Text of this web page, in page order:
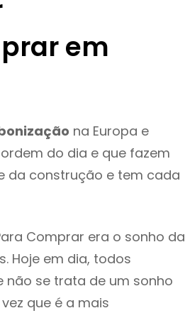
em
na Europa e
do dia e que fazem
da construção e tem cada
Comprar era o sonho da
Hoje em dia, todos
não se trata de um sonho
que é a mais